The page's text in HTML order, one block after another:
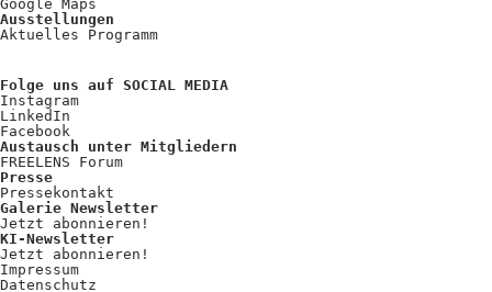
Google Maps
Ausstellungen
Aktuelles Programm
Folge uns auf SOCIAL MEDIA
Instagram
LinkedIn
Facebook
Austausch unter Mitgliedern
FREELENS Forum
Presse
Pressekontakt
Galerie Newsletter
Jetzt abonnieren!
KI-Newsletter
Jetzt abonnieren!
Impressum
Datenschutz